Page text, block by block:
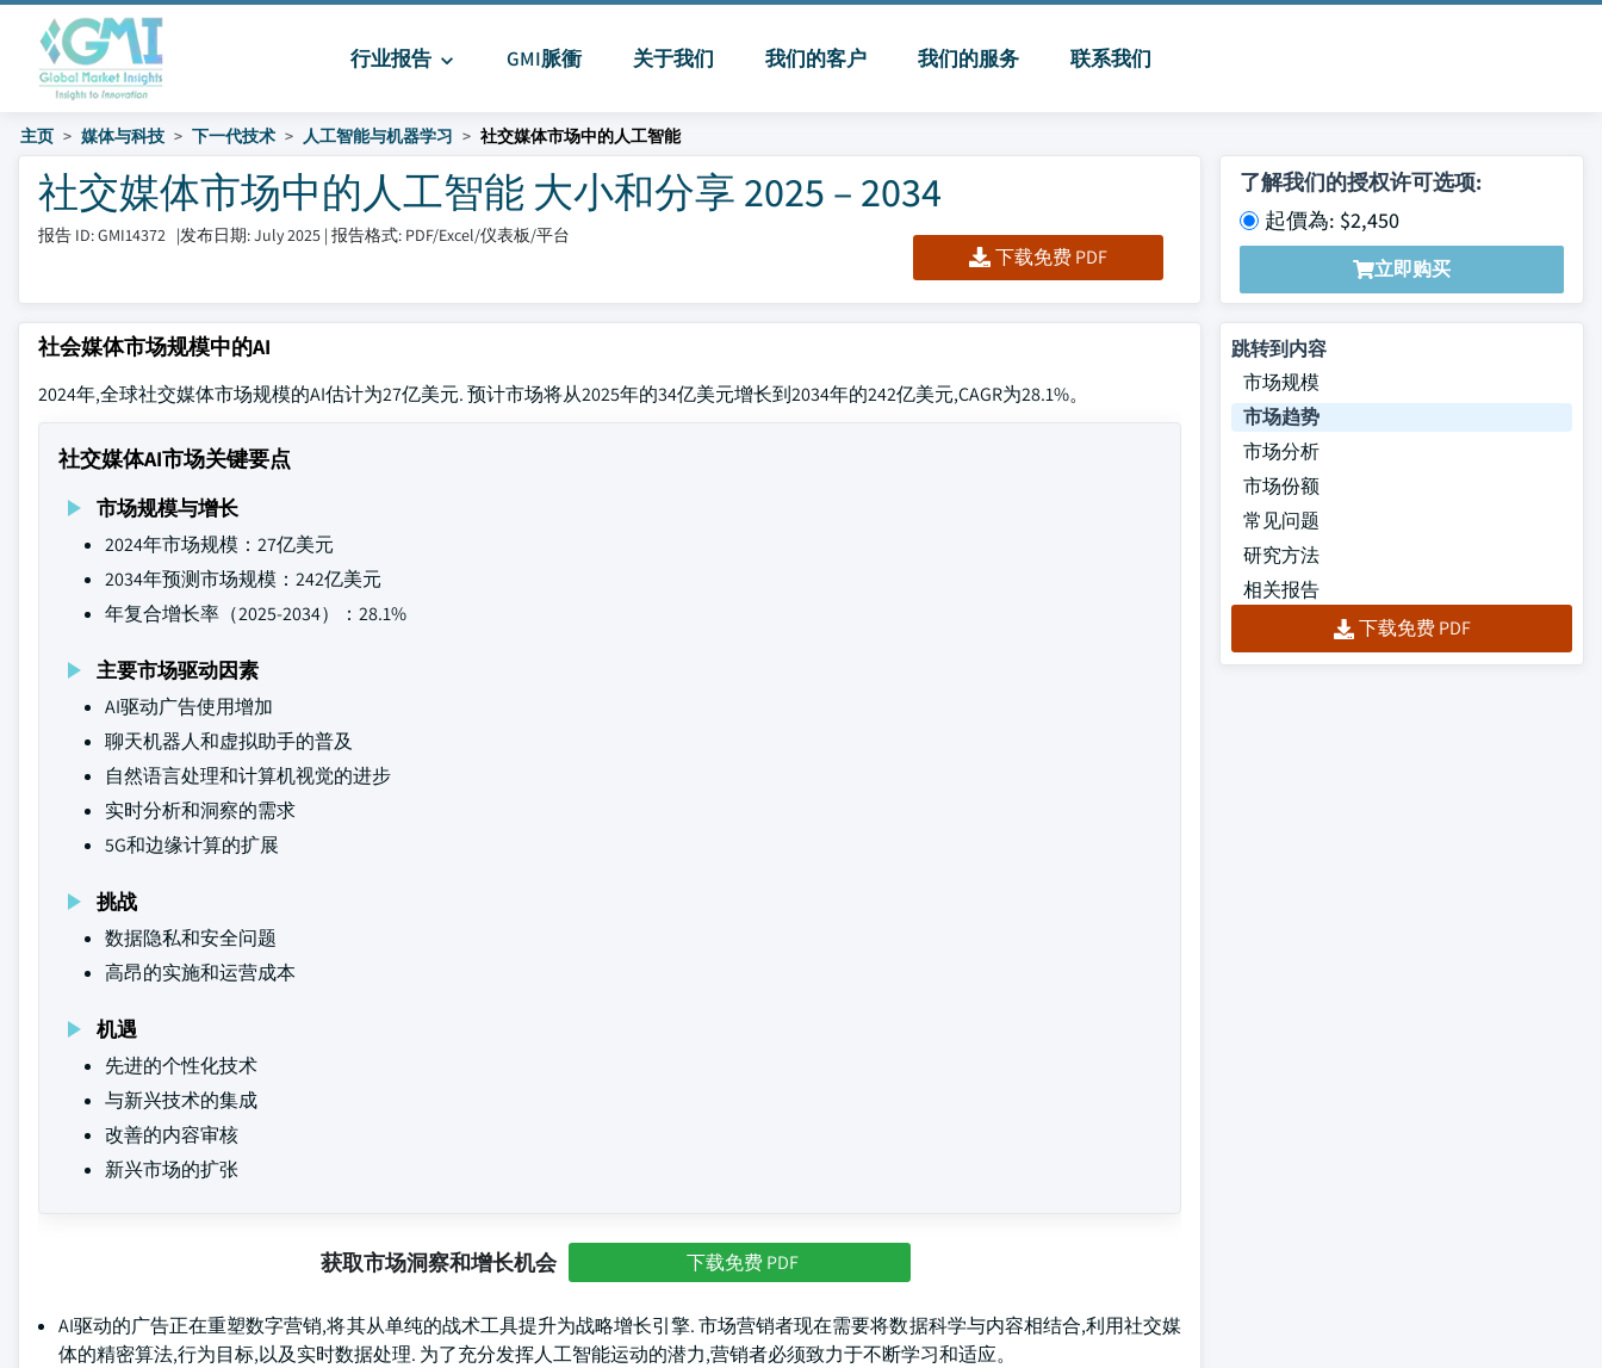
行业报告 GMI脈衝 关于我们 我们的客户 我们的服务 联系我们
主页 媒体与科技 下一代技术 人工智能与机器学习 社交媒体市场中的人工智能
社交媒体市场中的人工智能 大小和分享 2025 – 2034
报告 ID: GMI14372 |发布日期: July 2025 | 报告格式: PDF/Excel/仪表板/平台
下载免费 PDF
了解我们的授权许可选项:
起價為: $2,450
立即购买
社会媒体市场规模中的AI
2024年,全球社交媒体市场规模的AI估计为27亿美元. 预计市场将从2025年的34亿美元增长到2034年的242亿美元,CAGR为28.1%。
社交媒体AI市场关键要点
市场规模与增长
2024年市场规模：27亿美元
2034年预测市场规模：242亿美元
年复合增长率（2025-2034）：28.1%
主要市场驱动因素
AI驱动广告使用增加
聊天机器人和虚拟助手的普及
自然语言处理和计算机视觉的进步
实时分析和洞察的需求
5G和边缘计算的扩展
挑战
数据隐私和安全问题
高昂的实施和运营成本
机遇
先进的个性化技术
与新兴技术的集成
改善的内容审核
新兴市场的扩张
获取市场洞察和增长机会 下载免费 PDF
AI驱动的广告正在重塑数字营销,将其从单纯的战术工具提升为战略增长引擎. 市场营销者现在需要将数据科学与内容相结合,利用社交媒
体的精密算法,行为目标,以及实时数据处理. 为了充分发挥人工智能运动的潜力,营销者必须致力于不断学习和适应。
跳转到内容
市场规模
市场趋势
市场分析
市场份额
常见问题
研究方法
相关报告
下载免费 PDF